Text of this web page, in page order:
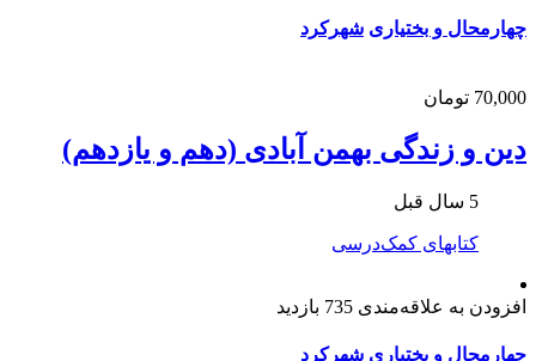
چهارمحال و بختیاری شهرکرد
70,000 تومان
دین و زندگی بهمن آبادی (دهم و یازدهم)
5 سال قبل
کتابهای کمک‌درسی
افزودن به علاقه‌مندی 735 بازدید
چهارمحال و بختیاری شهرکرد